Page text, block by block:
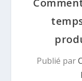
Publié par